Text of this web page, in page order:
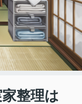
整理は